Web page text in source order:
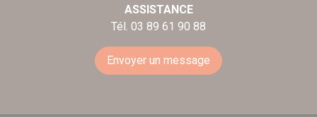
ASSISTANCE
Tél. 03 89 61 90 88
Envoyer un message